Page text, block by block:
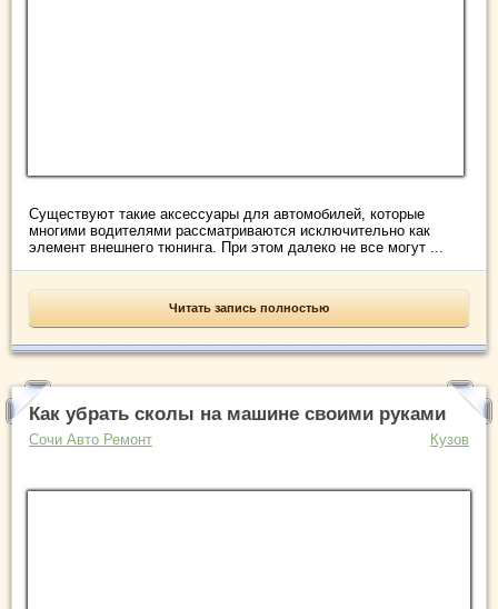
Существуют такие аксессуары для автомобилей, которые
многими водителями рассматриваются исключительно как
элемент внешнего тюнинга. При этом далеко не все могут ...
Читать запись полностью
Как убрать сколы на машине своими руками
Сочи Авто Ремонт Кузов